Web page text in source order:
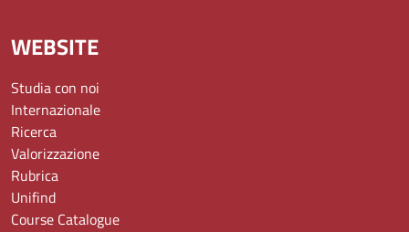
WEBSITE
Studia con noi
Internazionale
Ricerca
Valorizzazione
Rubrica
Unifind
Course Catalogue